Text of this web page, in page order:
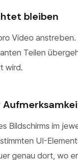
bleiben
Video
Teilen
wird.
Bildschirms im
UI-
genau dort, wo